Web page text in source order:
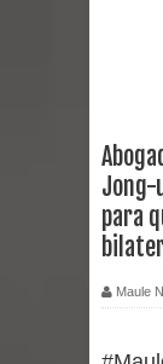
para
Maule